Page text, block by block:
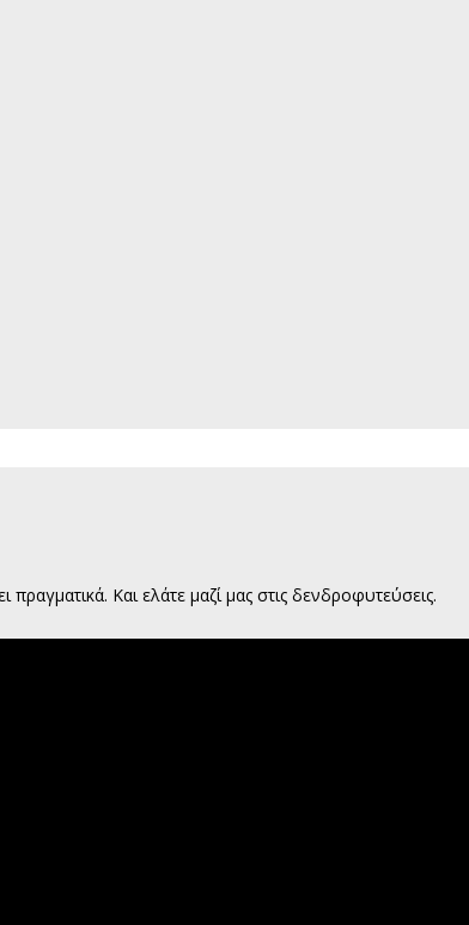
Και ελάτε μαζί μας στις δενδροφυτεύσεις.